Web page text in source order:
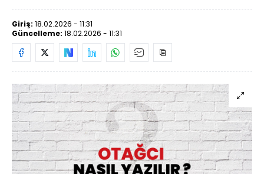
Giriş: 18.02.2026 - 11:31
Güncelleme: 18.02.2026 - 11:31